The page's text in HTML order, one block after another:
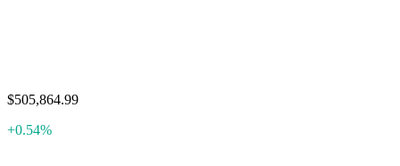
$505,864.99
+0.54%